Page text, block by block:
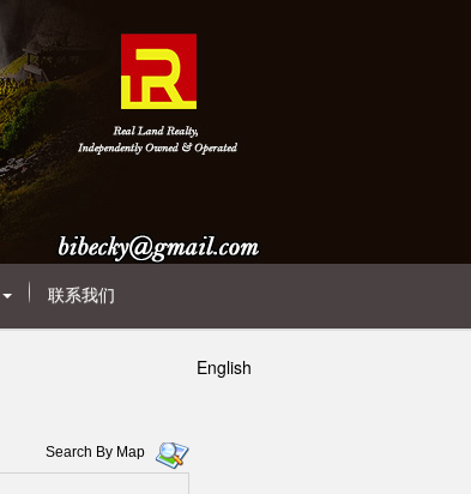
联系我们
English
Search By Map